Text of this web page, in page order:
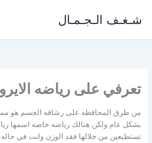
شـغـف الـجـمـال
تعرفي على رياضه
من طرق المحافظه على رشاقه الجسم هو
بشكل عام ولكن هنالك رياضه خاصه اسمها
تستطيعين من خلالها فقد الوزن وانت في حاله